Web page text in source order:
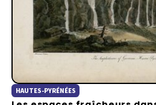
HAUTES-PYRÉNÉES